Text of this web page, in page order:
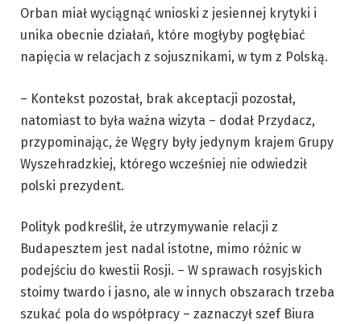
Orban miał wyciągnąć wnioski z jesiennej krytyki i
unika obecnie działań, które mogłyby pogłębiać
napięcia w relacjach z sojusznikami, w tym z Polską.
– Kontekst pozostał, brak akceptacji pozostał,
natomiast to była ważna wizyta – dodał Przydacz,
przypominając, że Węgry były jedynym krajem Grupy
Wyszehradzkiej, którego wcześniej nie odwiedził
polski prezydent.
Polityk podkreślił, że utrzymywanie relacji z
Budapesztem jest nadal istotne, mimo różnic w
podejściu do kwestii Rosji. – W sprawach rosyjskich
stoimy twardo i jasno, ale w innych obszarach trzeba
szukać pola do współpracy – zaznaczył szef Biura